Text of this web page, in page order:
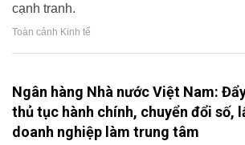
cạnh tranh.
Toàn cảnh Kinh tế
Ngân hàng Nhà nước Việt Nam:
thủ tục hành chính, chuyển đổi số,
doanh nghiệp làm trung tâm